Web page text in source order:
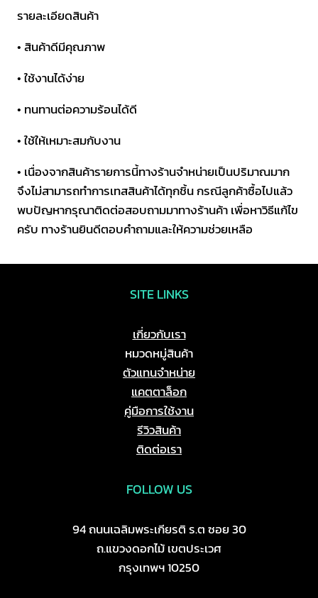
รายละเอียดสินค้า
• สินค้าดีมีคุณภาพ
• ใช้งานได้ง่าย
• ทนทานต่อความร้อนได้ดี
• ใช้ให้เหมาะสมกับงาน
• เนื่องจากสินค้ารายการนี้ทางร้านจำหน่ายเป็นปริมาณมาก
จึงไม่สามารถทำการเทสสินค้าได้ทุกชิ้น กรณีลูกค้าซื้อไปแล้ว
พบปัญหากรุณาติดต่อสอบถามมาทางร้านค้า เพื่อหาวิธีแก้ไข
ครับ ทางร้านยินดีตอบคำถามและให้ความช่วยเหลือ
SITE LINKS
เกี่ยวกับเรา
หมวดหมู่สินค้า
ตัวแทนจำหน่าย
แคตตาล็อก
คู่มือการใช้งาน
รีวิวสินค้า
ติดต่อเรา
FOLLOW US
94 ถนนเฉลิมพระเกียรติ ร.ต ซอย 30
ถ.แขวงดอกไม้ เขตประเวศ
กรุงเทพฯ 10250